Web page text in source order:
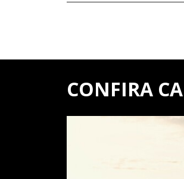
CONFIRA